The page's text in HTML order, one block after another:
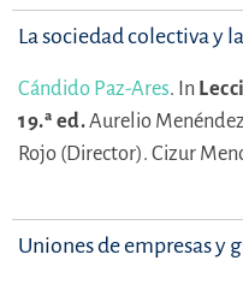
La sociedad colectiva y
Cándido Paz-Ares. In
19.ª ed.Aurelio
Rojo (Director). Cizur
Uniones de empresas y